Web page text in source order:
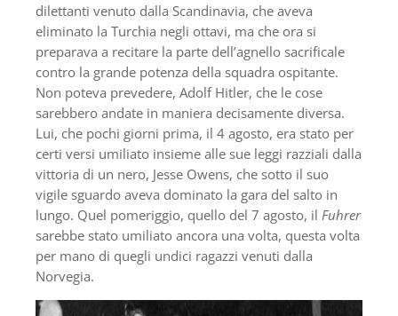
dilettanti venuto dalla Scandinavia, che aveva
eliminato la Turchia negli ottavi, ma che ora si
preparava a recitare la parte dell’agnello sacrificale
contro la grande potenza della squadra ospitante.
Non poteva prevedere, Adolf Hitler, che le cose
sarebbero andate in maniera decisamente diversa.
Lui, che pochi giorni prima, il 4 agosto, era stato per
certi versi umiliato insieme alle sue leggi razziali dalla
vittoria di un nero, Jesse Owens, che sotto il suo
vigile sguardo aveva dominato la gara del salto in
lungo. Quel pomeriggio, quello del 7 agosto, il Fuhrer
sarebbe stato umiliato ancora una volta, questa volta
per mano di quegli undici ragazzi venuti dalla
Norvegia.